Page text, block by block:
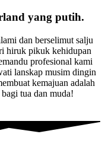
yang putih.
dan berselimut salju
hiruk pikuk kehidupan
profesional kami
lanskap musim dingin
kemajuan adalah
tua dan muda!